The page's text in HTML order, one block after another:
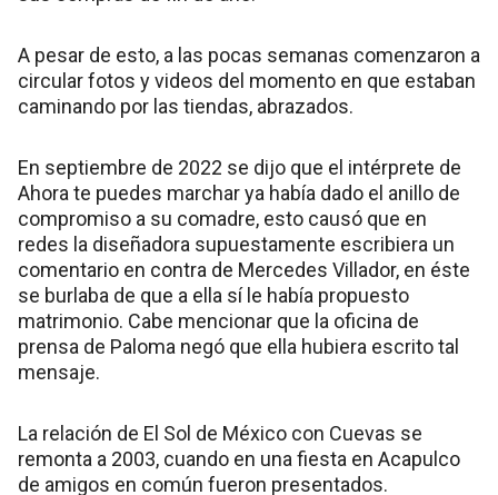
A pesar de esto, a las pocas semanas comenzaron a
circular fotos y videos del momento en que estaban
caminando por las tiendas, abrazados.
En septiembre de 2022 se dijo que el intérprete de
Ahora te puedes marchar ya había dado el anillo de
compromiso a su comadre, esto causó que en
redes la diseñadora supuestamente escribiera un
comentario en contra de Mercedes Villador, en éste
se burlaba de que a ella sí le había propuesto
matrimonio. Cabe mencionar que la oficina de
prensa de Paloma negó que ella hubiera escrito tal
mensaje.
La relación de El Sol de México con Cuevas se
remonta a 2003, cuando en una fiesta en Acapulco
de amigos en común fueron presentados.